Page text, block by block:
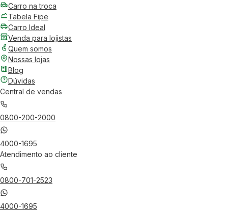
Carro na troca
Tabela Fipe
Carro Ideal
Venda para lojistas
Quem somos
Nossas lojas
Blog
Dúvidas
Central de vendas
0800-200-2000
4000-1695
Atendimento ao cliente
0800-701-2523
4000-1695